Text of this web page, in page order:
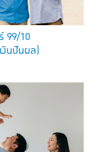
99/10
งินปันผล)